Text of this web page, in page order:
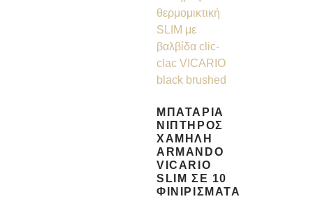
ΜΠΑΤΑΡΊΑ
ΝΙΠΤΉΡΟΣ
ΧΑΜΗΛΉ
ARMANDO
VICARIO
SLIM ΣΕ 10
ΦΙΝΙΡΊΣΜΑΤΑ